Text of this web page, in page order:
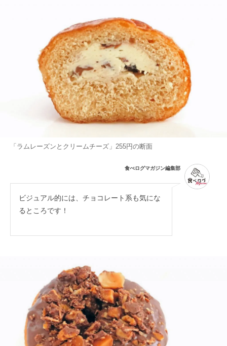
「ラムレーズンとクリームチーズ」255円の断面
食べログマガジン編集部
ビジュアル的には、チョコレート系も気にな
るところです！